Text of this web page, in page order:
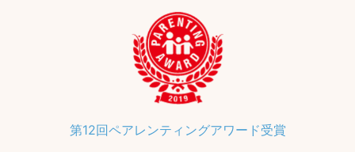
第12回ペアレンティングアワード受賞